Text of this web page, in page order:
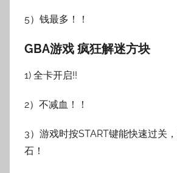
5）钱最多！！
GBA游戏 疯狂解迷方块
1) 全卡开启!!
2）不减血！！
3）游戏时按START键能快速过关
石！